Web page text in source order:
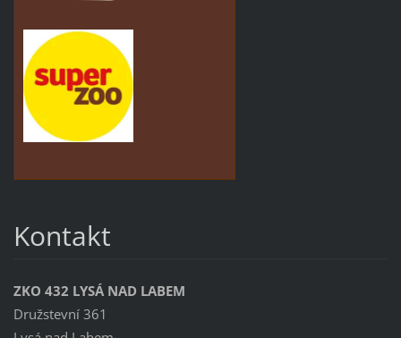
Kontakt
ZKO 432 LYSÁ NAD LABEM
Družstevní 361